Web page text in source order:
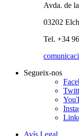
Avda. de
03202
Tel. +34
Segueix-nos
Avís Legal